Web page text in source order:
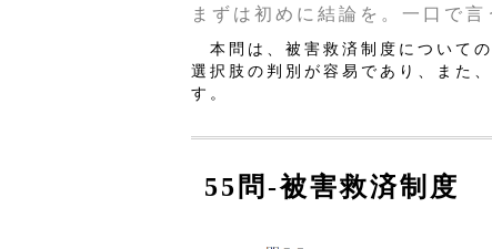
まずは初めに結論を。一口で言
本問は、被害救済制度について
選択肢の判別が容易であり、また
す。
55問‐被害救済制度